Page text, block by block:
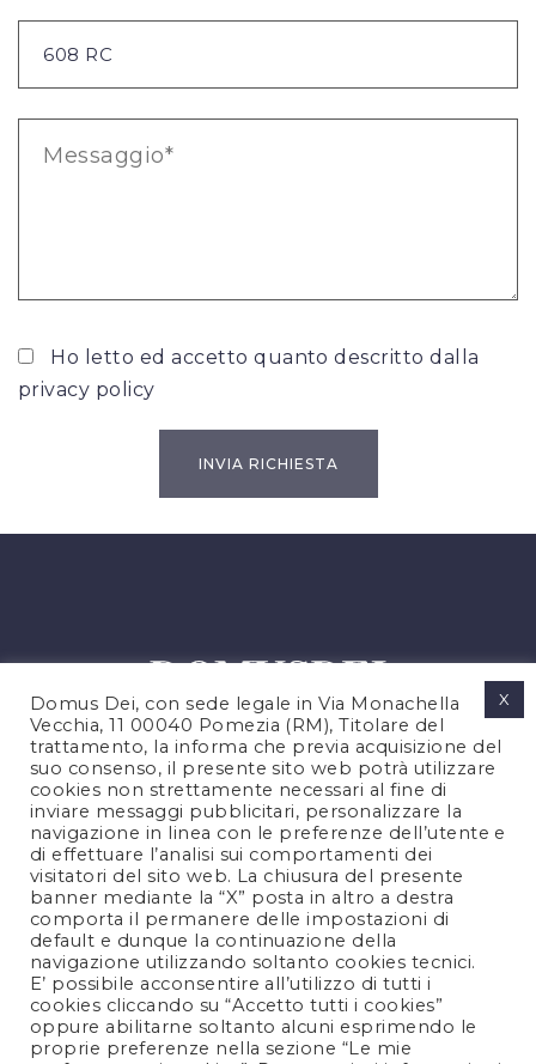
Ho letto ed accetto quanto descritto dalla
privacy policy
PRIVACY POLICY
COOKIES POLICY
NOTE LEGALI
CONTATTACI
FOLLOW US
Domus Dei, con sede legale in Via Monachella
Vecchia, 11 00040 Pomezia (RM), Titolare del
trattamento, la informa che previa acquisizione del
suo consenso, il presente sito web potrà utilizzare
cookies non strettamente necessari al fine di
inviare messaggi pubblicitari, personalizzare la
navigazione in linea con le preferenze dell’utente e
di effettuare l’analisi sui comportamenti dei
visitatori del sito web. La chiusura del presente
banner mediante la “X” posta in altro a destra
comporta il permanere delle impostazioni di
default e dunque la continuazione della
navigazione utilizzando soltanto cookies tecnici.
E’ possibile acconsentire all’utilizzo di tutti i
cookies cliccando su “Accetto tutti i cookies”
oppure abilitarne soltanto alcuni esprimendo le
proprie preferenze nella sezione “Le mie
X